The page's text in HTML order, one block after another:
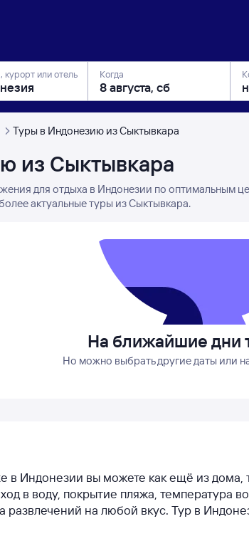
курорт или отель Когда
Туры в Индонезию из Сыктывкара
из Сыктывкара
для отдыха в Индонезии по оптимальным
актуальные туры из Сыктывкара.
На ближайшие дни
Но можно выбрать другие даты или
в Индонезии вы можете как ещё из дома,
в воду, покрытие пляжа, температура
развлечений на любой вкус. Тур в